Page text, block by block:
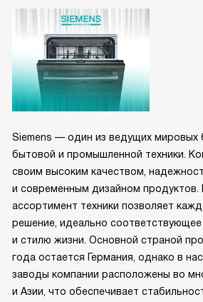
Siemens — один из ведущих мировых
бытовой и промышленной техники.
своим высоким качеством,
и современным дизайном
ассортимент техники позволяет
решение, идеально
и стилю жизни. Основной страной
года остается Германия, однако в
заводы компании расположены во
и Азии, что обеспечивает